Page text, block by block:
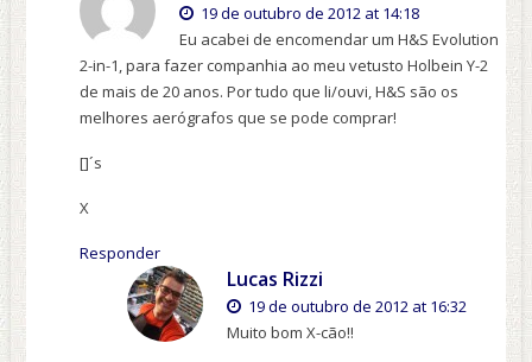
19 de outubro de 2012 at 14:18
Eu acabei de encomendar um H&S Evolution
2-in-1, para fazer companhia ao meu vetusto Holbein Y-2
de mais de 20 anos. Por tudo que li/ouvi, H&S são os
melhores aerógrafos que se pode comprar!
[]´s
X
Responder
Lucas Rizzi
19 de outubro de 2012 at 16:32
Muito bom X-cão!!